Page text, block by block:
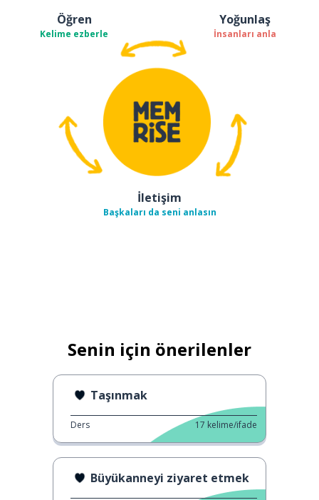
Öğren
Kelime ezberle
Yoğunlaş
İnsanları anla
İletişim
Başkaları da seni anlasın
Senin için önerilenler
Taşınmak
Ders 17 kelime/ifade
Büyükanneyi ziyaret etmek